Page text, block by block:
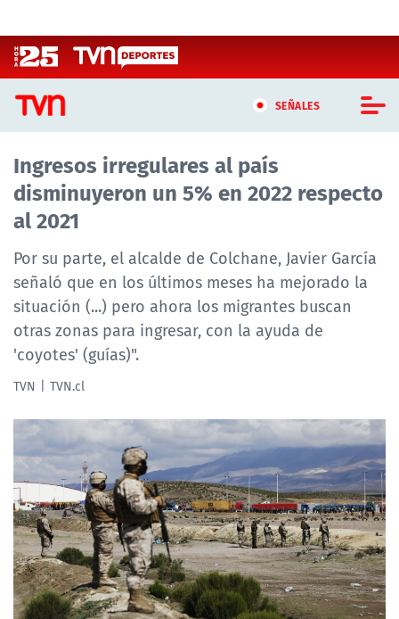
SEÑALES
CASTING MASTERCHEF CHILE
CASTING TVN VERTICAL
TVN VERTICAL
TVN PLAY
PROGRAMAS
TELESERIES
NTV
ACTUALIDAD Y TENDENCIAS
CORPORATIVO Y TRANSPARENCIA
CANAL DE DENUNCIAS
ÁREA DE PROYECTOS
Ingresos irregulares al país
disminuyeron un 5% en 2022 respecto
al 2021
Por su parte, el alcalde de Colchane, Javier García
señaló que en los últimos meses ha mejorado la
situación (...) pero ahora los migrantes buscan
otras zonas para ingresar, con la ayuda de
'coyotes' (guías)".
TVN TVN.cl